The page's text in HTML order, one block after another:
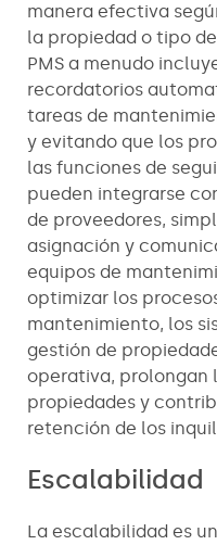
manera efectiva
la propiedad o tipo
PMS a menudo
recordatorios
tareas de
y evitando que los
las funciones de
pueden integrarse
de proveedores,
asignación y
equipos de
optimizar los
mantenimiento, los
gestión de
operativa, prolongan
propiedades y
retención de los
Escalabilidad
La escalabilidad es